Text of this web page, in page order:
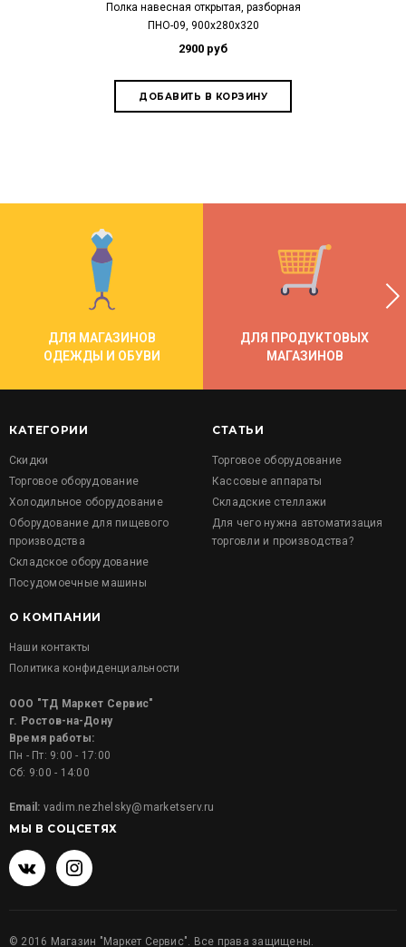
Полка навесная открытая, разборная
ПНО-09, 900х280х320
2900 руб
ДЛЯ МАГАЗИНОВ
ОДЕЖДЫ И ОБУВИ
ДЛЯ ПРОДУКТОВЫХ
МАГАЗИНОВ
КАТЕГОРИИ
Скидки
Торговое оборудование
Холодильное оборудование
Оборудование для пищевого
производства
Складское оборудование
Посудомоечные машины
СТАТЬИ
Торговое оборудование
Кассовые аппараты
Складские стеллажи
Для чего нужна автоматизация
торговли и производства?
О КОМПАНИИ
Наши контакты
Политика конфиденциальности
ООО "ТД Маркет Сервис"
г. Ростов-на-Дону
Время работы:
Пн - Пт: 9:00 - 17:00
Сб: 9:00 - 14:00
Email: vadim.nezhelsky@marketserv.ru
МЫ В СОЦСЕТЯХ
© 2016 Магазин "Маркет Сервис". Все права защищены.